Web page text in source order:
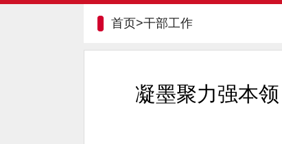
首页>干部工作
凝墨聚力强本